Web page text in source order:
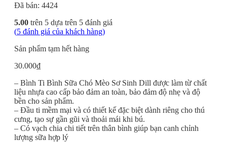
Đã bán: 4424
5.00 trên 5 dựa trên 5 đánh giá
(5 đánh giá của khách hàng)
Sản phẩm tạm hết hàng
30.000₫
– Bình Ti Bình Sữa Chó Mèo Sơ Sinh Dill được làm từ chất
liệu nhựa cao cấp bảo đảm an toàn, bảo đảm độ nhẹ và độ
bền cho sản phẩm.
– Đầu ti mềm mại và có thiết kế đặc biệt dành riêng cho thú
cưng, tạo sự gần gũi và thoải mái khi bú.
– Có vạch chia chi tiết trên thân bình giúp bạn canh chỉnh
lượng sữa hợp lý